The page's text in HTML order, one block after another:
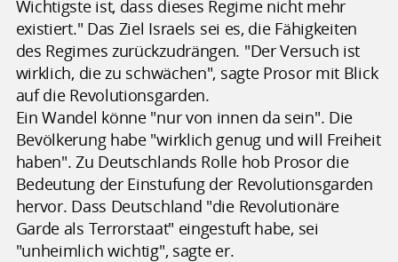
Wichtigste ist, dass dieses Regime nicht mehr
existiert." Das Ziel Israels sei es, die Fähigkeiten
des Regimes zurückzudrängen. "Der Versuch ist
wirklich, die zu schwächen", sagte Prosor mit Blick
auf die Revolutionsgarden.
Ein Wandel könne "nur von innen da sein". Die
Bevölkerung habe "wirklich genug und will Freiheit
haben". Zu Deutschlands Rolle hob Prosor die
Bedeutung der Einstufung der Revolutionsgarden
hervor. Dass Deutschland "die Revolutionäre
Garde als Terrorstaat" eingestuft habe, sei
"unheimlich wichtig", sagte er.